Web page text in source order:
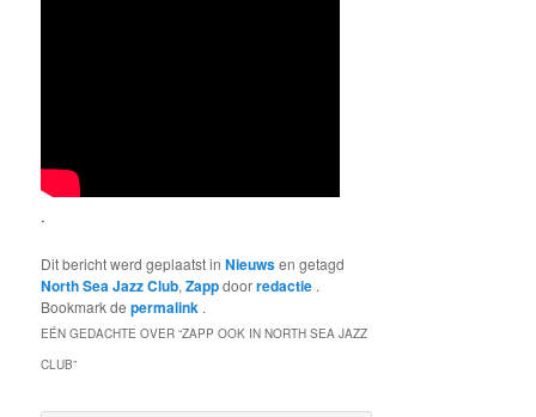
.
Dit bericht werd geplaatst inNieuwsen getagd
North Sea Jazz Club,Zappdoorredactie .
Bookmark depermalink .
EÉN GEDACHTE OVER “ZAPP OOK IN NORTH SEA JAZZ
CLUB”